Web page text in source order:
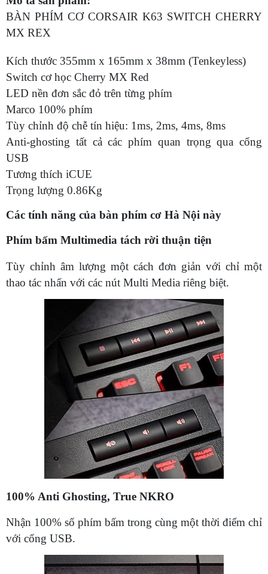
BÀN PHÍM CƠ CORSAIR K63 SWITCH CHERRY
MX REX
Kích thước 355mm x 165mm x 38mm (Tenkeyless)
Switch cơ học Cherry MX Red
LED nền đơn sắc đỏ trên từng phím
Marco 100% phím
Tùy chỉnh độ chễ tín hiệu: 1ms, 2ms, 4ms, 8ms
Anti-ghosting tất cả các phím quan trọng qua cổng
USB
Tương thích iCUE
Trọng lượng 0.86Kg
Các tính năng của bàn phím cơ Hà Nội này
Phím bấm Multimedia tách rời thuận tiện
Tùy chỉnh âm lượng một cách đơn giản với chỉ một
thao tác nhấn với các nút Multi Media riêng biệt.
100% Anti Ghosting, True NKRO
Nhận 100% số phím bấm trong cùng một thời điểm chỉ
với cổng USB.